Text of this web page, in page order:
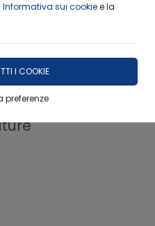
Informativa sui cookiee la
I COOKIE
preferenze